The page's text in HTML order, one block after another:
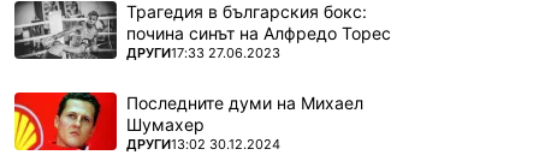
Трагедия в българския бокс:
почина синът на Алфредо Торес
ПОВЕЧЕ ОТ
ДРУГИ17:33 27.06.2023
Последните думи на Михаел
Шумахер
ПОВЕЧЕ ОТ
ДРУГИ13:02 30.12.2024